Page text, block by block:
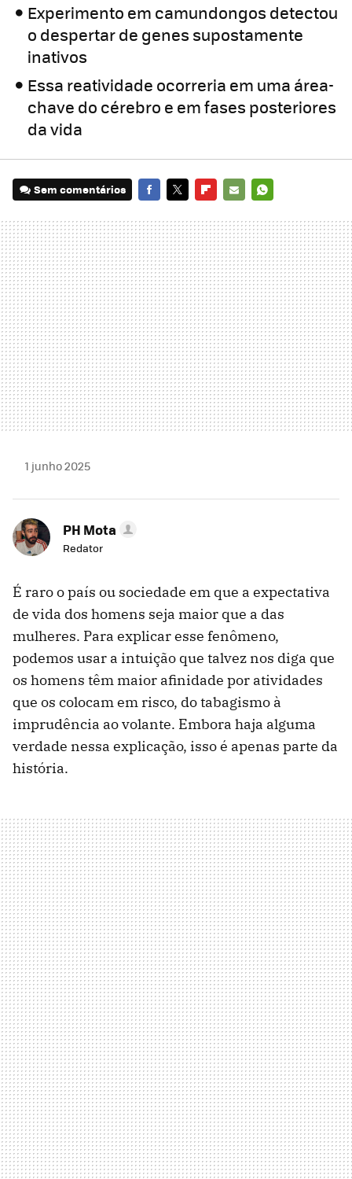
Experimento em camundongos detectou
o despertar de genes supostamente
inativos
Essa reatividade ocorreria em uma área-
chave do cérebro e em fases posteriores
da vida
Sem comentários
MAIL
1 junho 2025
PH Mota
Redator
É raro o país ou sociedade em que a expectativa
de vida dos homens seja maior que a das
mulheres. Para explicar esse fenômeno,
podemos usar a intuição que talvez nos diga que
os homens têm maior afinidade por atividades
que os colocam em risco, do tabagismo à
imprudência ao volante. Embora haja alguma
verdade nessa explicação, isso é apenas parte da
história.